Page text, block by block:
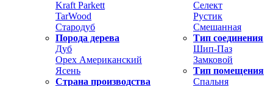
Kraft Parkett
TarWood
Стародуб
Порода дерева
Дуб
Орех Американский
Ясень
Страна производства
Селект
Рустик
Смешанная
Тип соединения
Шип-Паз
Замковой
Тип помещения
Спальня